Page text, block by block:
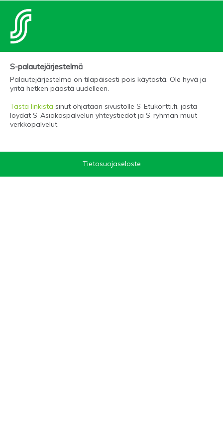
S-palautejärjestelmä
Palautejärjestelmä on tilapäisesti pois käytöstä. Ole hyvä ja
yritä hetken päästä uudelleen.
Tästä linkistä sinut ohjataan sivustolle S-Etukortti.fi, josta
löydät S-Asiakaspalvelun yhteystiedot ja S-ryhmän muut
verkkopalvelut.
Tietosuojaseloste